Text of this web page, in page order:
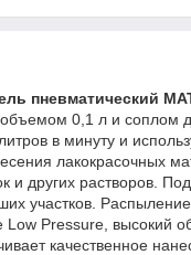
пневматический
0,1 л и соплом
в минуту и
лакокрасочных
и других растворов.
участков.
Low Pressure, высокий
качественное